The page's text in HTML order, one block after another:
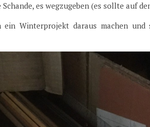
es wegzugeben (es sollte auf
ein Winterprojekt daraus machen